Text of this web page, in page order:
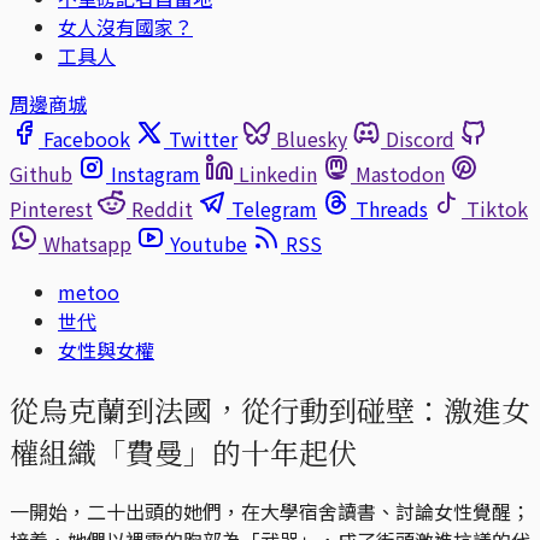
女人沒有國家？
工具人
周邊商城
Facebook
Twitter Bluesky
Discord
Github
Instagram Linkedin
Mastodon
Pinterest
Reddit Telegram Threads
Tiktok
Whatsapp
Youtube
RSS
metoo
世代
女性與女權
從烏克蘭到法國，從行動到碰壁：激進女
權組織「費曼」的十年起伏
一開始，二十出頭的她們，在大學宿舍讀書、討論女性覺醒；